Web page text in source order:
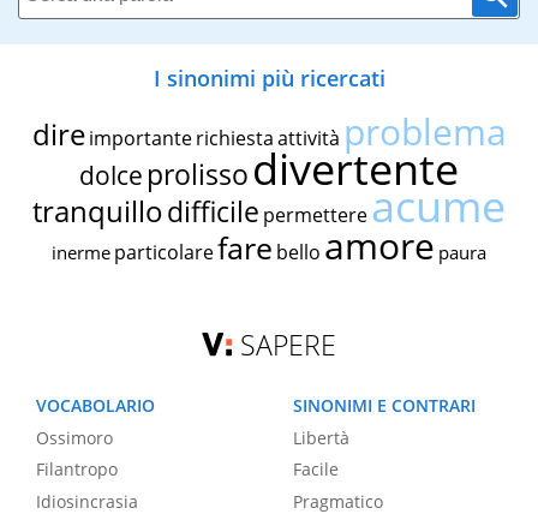
I sinonimi più ricercati
dire importante richiestaattività problema
dolce prolissodivertente
tranquillodifficile permettereacume
inerme particolarefare bello amore paura
SAPERE
VOCABOLARIO
Ossimoro
Filantropo
Idiosincrasia
SINONIMI E CONTRARI
Libertà
Facile
Pragmatico